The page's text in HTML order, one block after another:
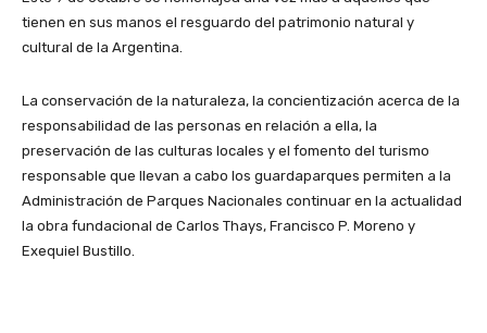
tienen en sus manos el resguardo del patrimonio natural y
cultural de la Argentina.
La conservación de la naturaleza, la concientización acerca de la
responsabilidad de las personas en relación a ella, la
preservación de las culturas locales y el fomento del turismo
responsable que llevan a cabo los guardaparques permiten a la
Administración de Parques Nacionales continuar en la actualidad
la obra fundacional de Carlos Thays, Francisco P. Moreno y
Exequiel Bustillo.